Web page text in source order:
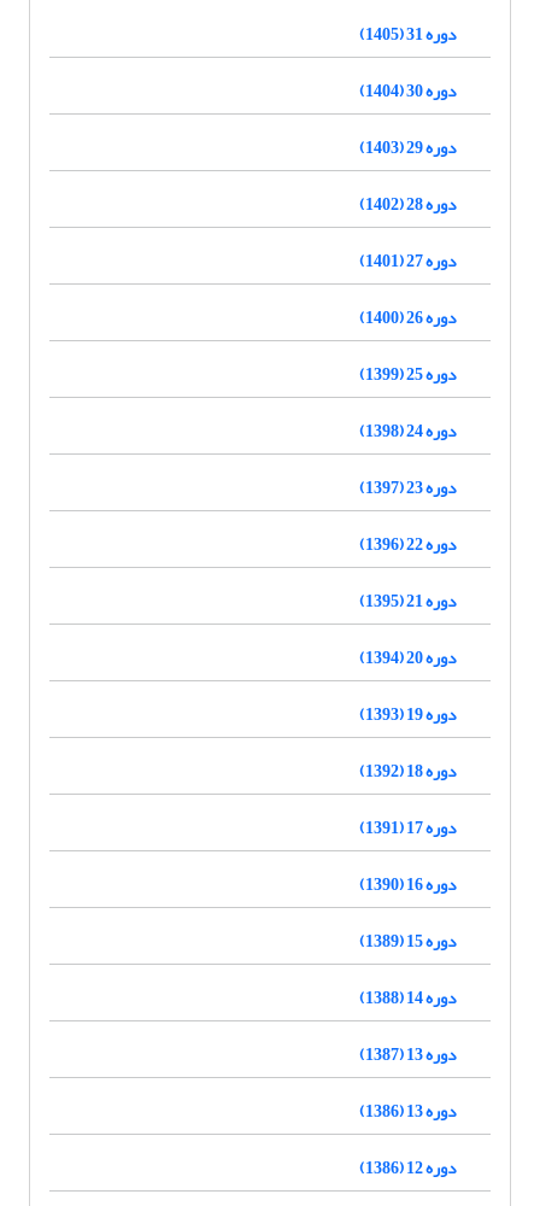
دوره 31 (1405)
دوره 30 (1404)
دوره 29 (1403)
دوره 28 (1402)
دوره 27 (1401)
دوره 26 (1400)
دوره 25 (1399)
دوره 24 (1398)
دوره 23 (1397)
دوره 22 (1396)
دوره 21 (1395)
دوره 20 (1394)
دوره 19 (1393)
دوره 18 (1392)
دوره 17 (1391)
دوره 16 (1390)
دوره 15 (1389)
دوره 14 (1388)
دوره 13 (1387)
دوره 13 (1386)
دوره 12 (1386)